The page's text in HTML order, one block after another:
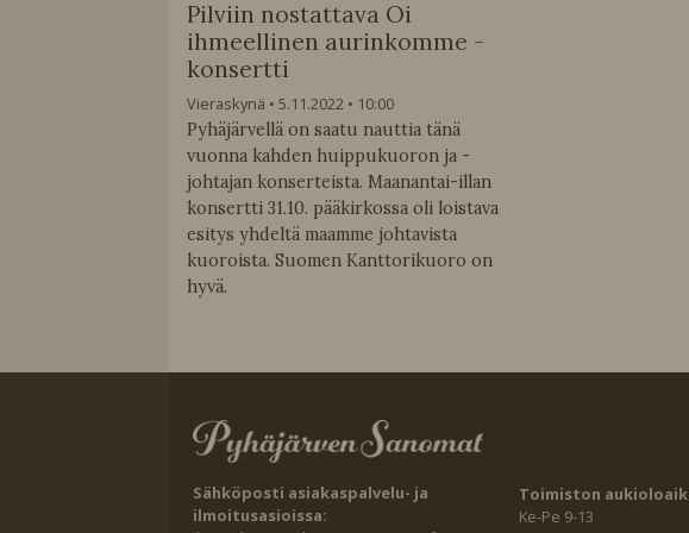
Pilviin nostattava Oi
ihmeellinen aurinkomme -
konsertti
Vieraskynä 5.11.2022
10:00
Pyhäjärvellä on saatu nauttia tänä
vuonna kahden huippukuoron ja -
johtajan konserteista. Maanantai-illan
konsertti 31.10. pääkirkossa oli loistava
esitys yhdeltä maamme johtavista
kuoroista. Suomen Kanttorikuoro on
hyvä.
Sähköposti asiakaspalvelu- ja
ilmoitusasioissa:
Toimiston
Ke-Pe 9-13